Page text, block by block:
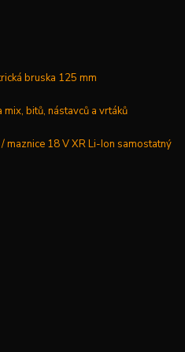
bruska 125 mm
bitů, nástavců a vrtáků
maznice 18 V XR Li-Ion samostatný